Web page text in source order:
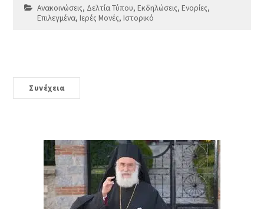
Ανακοινώσεις, Δελτία Τύπου,Εκδηλώσεις,Ενορίες,
Επιλεγμένα,Ιερές Μονές,Ιστορικό
Συνέχεια